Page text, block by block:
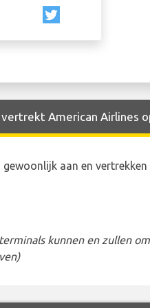
American Airlines
aan en
kunnen en zullen